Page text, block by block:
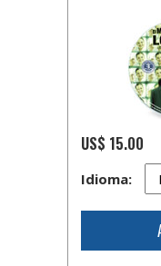
US$ 15.00
Idioma: